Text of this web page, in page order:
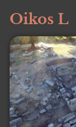
Oikos L